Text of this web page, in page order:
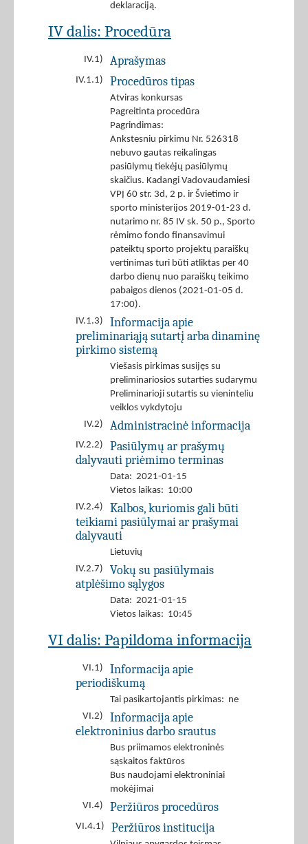
deklaraciją.
IV dalis: Procedūra
IV.1) Aprašymas
IV.1.1) Procedūros tipas
Atviras konkursas
Pagreitinta procedūra
Pagrindimas:
Ankstesniu pirkimu Nr. 526318
nebuvo gautas reikalingas
pasiūlymų tiekėjų pasiūlymų
skaičius. Kadangi Vadovaudamiesi
VPĮ 60 str. 3d, 2 p. ir Švietimo ir
sporto ministerijos 2019-01-23 d.
nutarimo nr. 85 IV sk. 50 p., Sporto
rėmimo fondo finansavimui
pateiktų sporto projektų paraiškų
vertinimas turi būti atliktas per 40
darbo dienų nuo paraiškų teikimo
pabaigos dienos (2021-01-05 d.
17:00).
IV.1.3)
Informacija apie
preliminariąją sutartį arba dinaminę
pirkimo sistemą
Viešasis pirkimas susijęs su
preliminariosios sutarties sudarymu
Preliminarioji sutartis su vieninteliu
veiklos vykdytoju
IV.2)
Administracinė informacija
IV.2.2)
Pasiūlymų ar prašymų
dalyvauti priėmimo terminas
Data: 2021-01-15
Vietos laikas: 10:00
IV.2.4)
Kalbos, kuriomis gali būti
teikiami pasiūlymai ar prašymai
dalyvauti
Lietuvių
IV.2.7)
Vokų su pasiūlymais
atplėšimo sąlygos
Data: 2021-01-15
Vietos laikas: 10:45
VI dalis: Papildoma informacija
VI.1)
Informacija apie
periodiškumą
Tai pasikartojantis pirkimas: ne
VI.2)
Informacija apie
elektroninius darbo srautus
Bus priimamos elektroninės
sąskaitos faktūros
Bus naudojami elektroniniai
mokėjimai
VI.4)
Peržiūros procedūros
VI.4.1) Peržiūros institucija